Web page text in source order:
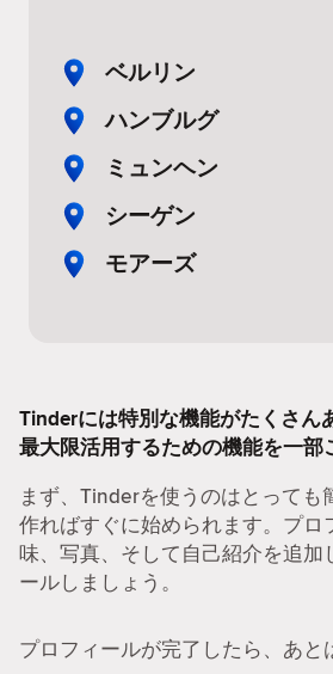
ベルリン
ハンブルグ
ミュンヘン
シーゲン
モアーズ
Tinderには特別な機能がたくさん
最大限活用するための機能を一部
まず、Tinderを使うのはとっても
作ればすぐに始められます。プロ
味、写真、そして自己紹介を追加
ールしましょう。
プロフィールが完了したら、あと